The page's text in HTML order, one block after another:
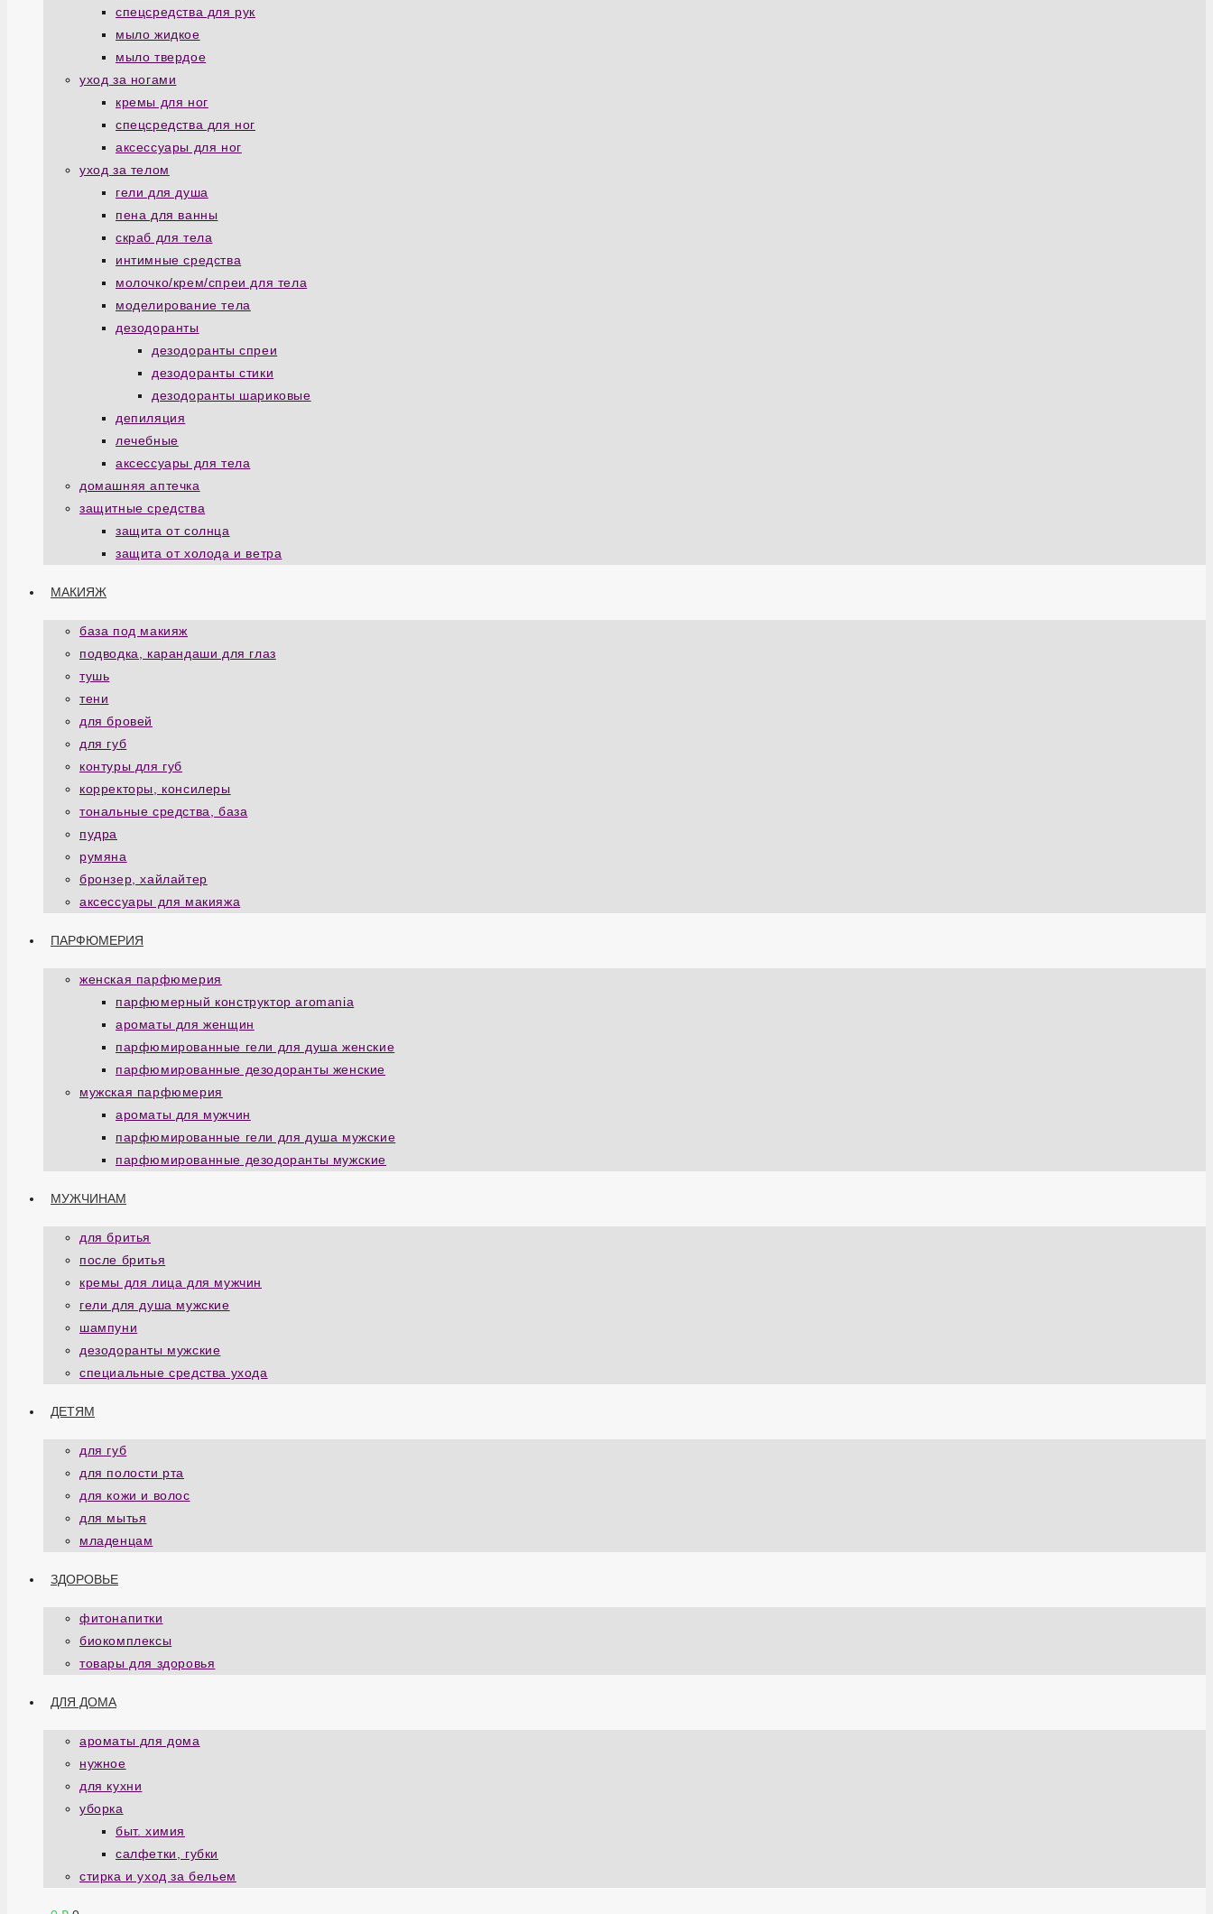
спецсредства для рук
мыло жидкое
мыло твердое
уход за ногами
кремы для ног
спецсредства для ног
аксессуары для ног
уход за телом
гели для душа
пена для ванны
скраб для тела
интимные средства
молочко/крем/спреи для тела
моделирование тела
дезодоранты
дезодоранты спреи
дезодоранты стики
дезодоранты шариковые
депиляция
лечебные
аксессуары для тела
домашняя аптечка
защитные средства
защита от солнца
защита от холода и ветра
МАКИЯЖ
база под макияж
подводка, карандаши для глаз
тушь
тени
для бровей
для губ
контуры для губ
корректоры, консилеры
тональные средства, база
пудра
румяна
бронзер, хайлайтер
аксессуары для макияжа
ПАРФЮМЕРИЯ
женская парфюмерия
парфюмерный конструктор aromania
ароматы для женщин
парфюмированные гели для душа женские
парфюмированные дезодоранты женские
мужская парфюмерия
ароматы для мужчин
парфюмированные гели для душа мужские
парфюмированные дезодоранты мужские
МУЖЧИНАМ
для бритья
после бритья
кремы для лица для мужчин
гели для душа мужские
шампуни
дезодоранты мужские
специальные средства ухода
ДЕТЯМ
для губ
для полости рта
для кожи и волос
для мытья
младенцам
ЗДОРОВЬЕ
фитонапитки
биокомплексы
товары для здоровья
ДЛЯ ДОМА
ароматы для дома
нужное
для кухни
уборка
быт. химия
салфетки, губки
стирка и уход за бельем